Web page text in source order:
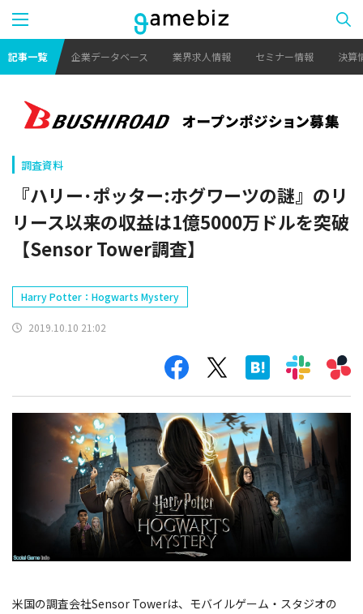
記事一覧 企業データベース 業界求人情報 セミナー情報 決算
調査資料
『ハリー･ポッター:ホグワーツの謎』のリ
リース以来の収益は1億5000万ドルを突破
【Sensor Tower調査】
Harry Potter：Hogwarts Mystery
2019.10.10 21:02
米国の調査会社Sensor Towerは、モバイルゲーム・スタジオの